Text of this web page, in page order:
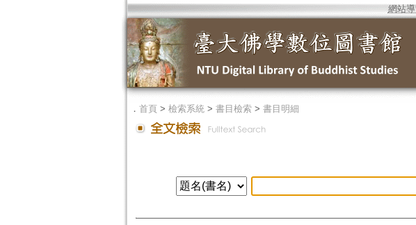
網站
． 首頁> 檢索系統> 書目檢索> 書目明細